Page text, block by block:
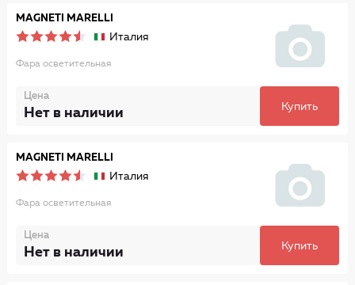
MAGNETI MARELLI
Италия
Фара осветительная
Цена
Нет в наличии Купить
MAGNETI MARELLI
Италия
Фара осветительная
Цена
Нет в наличии Купить